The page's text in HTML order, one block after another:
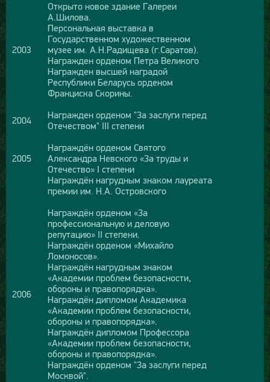
2003
Открыто новое здание Галереи
А.Шилова.
Персональная выставка в
Государственном художественном
музее им. А.Н.Радищева (г.Саратов).
Награжден орденом Петра Великого
Награжден высшей наградой
Республики Беларусь орденом
Франциска Скорины.
2004
Награжден орденом "За заслуги перед
Отечеством" III степени
2005
Награждён орденом Святого
Александра Невского «За труды и
Отечество» I степени
Награждён нагрудным знаком лауреата
премии им. Н.А. Островского
2006
Награждён орденом «За
профессиональную и деловую
репутацию» II степени.
Награждён орденом «Михайло
Ломоносов».
Награждён нагрудным знаком
«Академии проблем безопасности,
обороны и правопорядка».
Награждён дипломом Академика
«Академии проблем безопасности,
обороны и правопорядка».
Награждён дипломом Профессора
«Академии проблем безопасности,
обороны и правопорядка».
Награждён орденом "За заслуги перед
Москвой".